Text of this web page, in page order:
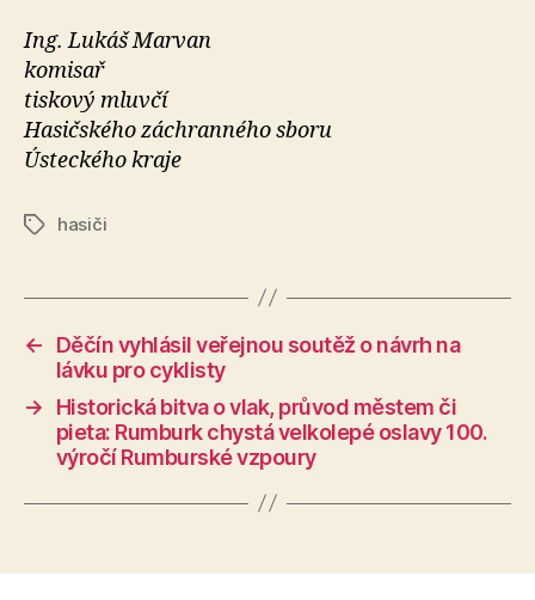
Ing. Lukáš Marvan
komisař
tiskový mluvčí
Hasičského záchranného sboru
Ústeckého kraje
Štítkyhasiči
←
Děčín vyhlásil veřejnou soutěž o návrh na
lávku pro cyklisty
→
Historická bitva o vlak, průvod městem či
pieta: Rumburk chystá velkolepé oslavy 100.
výročí Rumburské vzpoury